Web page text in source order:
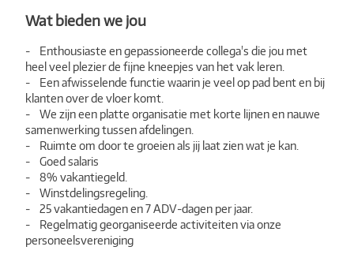
Wat bieden we jou
- Enthousiaste en gepassioneerde collega's die jou met
heel veel plezier de fijne kneepjes van het vak leren.
- Een afwisselende functie waarin je veel op pad bent en bij
klanten over de vloer komt.
- We zijn een platte organisatie met korte lijnen en nauwe
samenwerking tussen afdelingen.
- Ruimte om door te groeien als jij laat zien wat je kan.
- Goed salaris
- 8% vakantiegeld.
- Winstdelingsregeling.
- 25 vakantiedagen en 7 ADV-dagen per jaar.
- Regelmatig georganiseerde activiteiten via onze
personeelsvereniging